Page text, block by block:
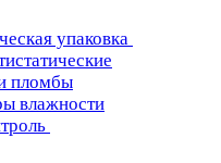
упаковка
пломбы
влажности